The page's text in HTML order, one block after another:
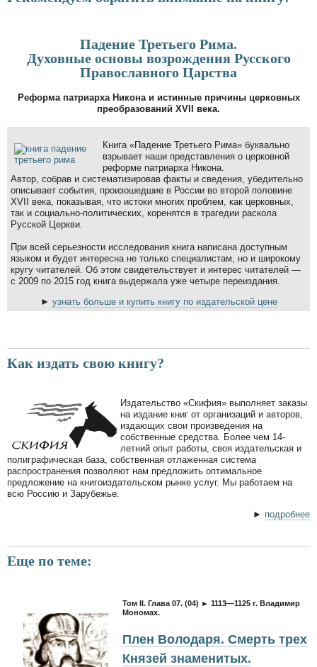
Падение Третьего Рима.
Духовные основы возрождения Русского
Православного Царства
Реформа патриарха Никона и истинные причины церковных
преобразований XVII века.
Книга «Падение Третьего Рима» буквально
взрывает наши представления о церковной
реформе патриарха Никона.
Автор, собрав и систематизировав факты и сведения, убедительно
описывает события, произошедшие в России во второй половине
XVII века, показывая, что истоки многих проблем, как церковных,
так и социально-политических, коренятся в трагедии раскола
Русской Церкви.
При всей серьезности исследования книга написана доступным
языком и будет интересна не только специалистам, но и широкому
кругу читателей. Об этом свидетельствует и интерес читателей —
с 2009 по 2015 год книга выдержала уже четыре переиздания.
► узнать больше и купить книгу по издательской цене
Как издать свою книгу?
Издательство «Скифия» выполняет заказы
на издание книг от организаций и авторов,
издающих свои произведения на
собственные средства. Более чем 14-
летний опыт работы, своя издательская и
полиграфическая база, собственная отлаженная система
распространения позволяют нам предложить оптимальное
предложение на книгоиздательском рынке услуг. Мы работаем на
всю Россию и Зарубежье.
► подробнее
Еще по теме:
Том II. Глава 07. (04) ► 1113—1125 г. Владимир
Мономах.
Плен Володаря. Смерть трех
Князей знаменитых.